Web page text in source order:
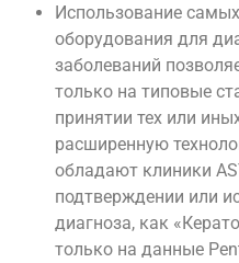
Использование
оборудования для
заболеваний
только на типовые
принятии тех или
расширенную
обладают клиники
подтверждении или
диагноза, как
только на данные